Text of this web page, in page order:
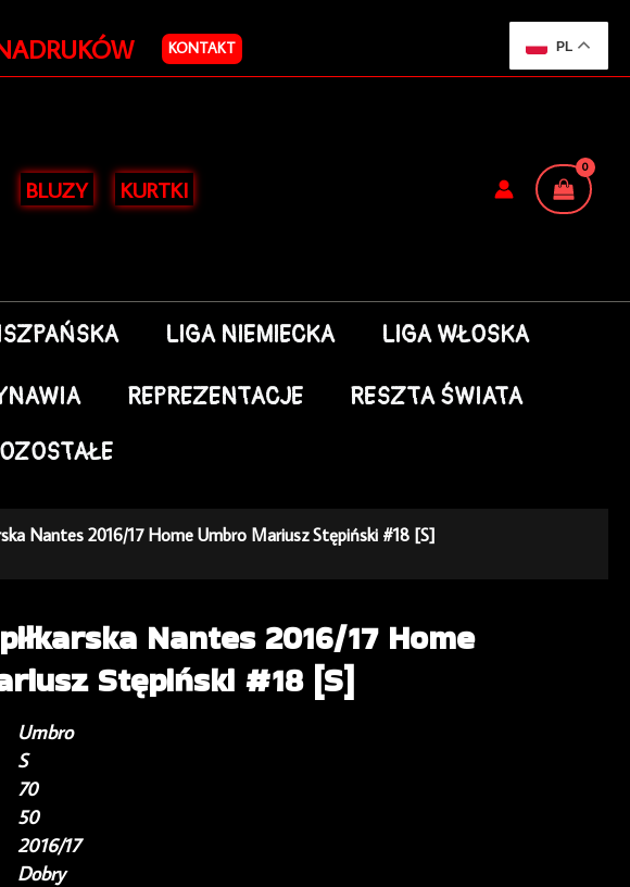
KONTAKT
BLUZY KURTKI
LIGA NIEMIECKA LIGA WŁOSKA
REPREZENTACJE
RESZTA ŚWIATA
Nantes 2016/17 Home Umbro Mariusz Stępiński #18 [S]
Nantes 2016/17 Home
Stępiński #18 [S]
Umbro
S
70
50
2016/17
Dobry
PL